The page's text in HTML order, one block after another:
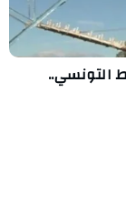
التونسي..